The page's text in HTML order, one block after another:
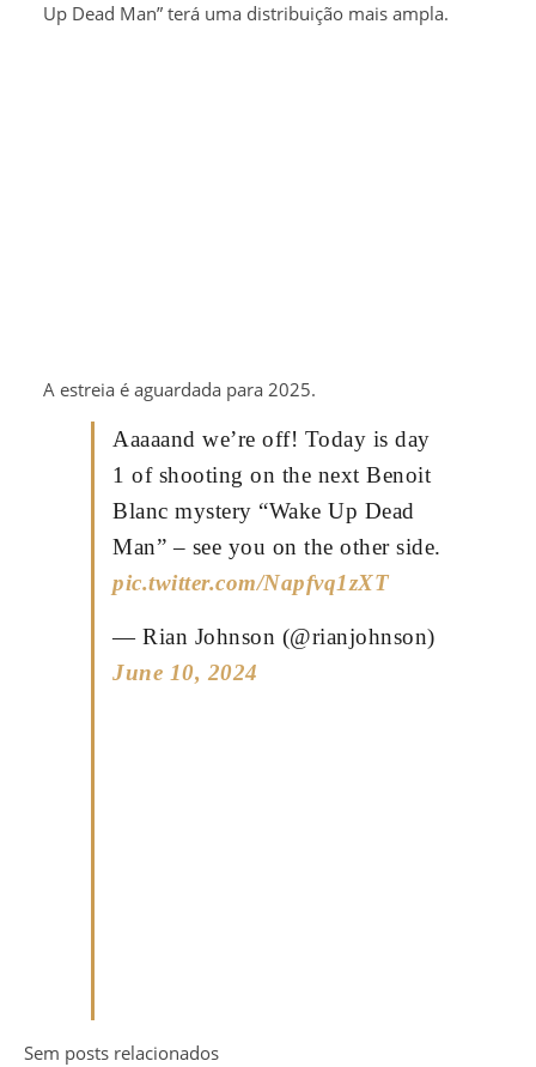
Up Dead Man” terá uma distribuição mais ampla.
A estreia é aguardada para 2025.
Aaaaand we’re off! Today is day
1 of shooting on the next Benoit
Blanc mystery “Wake Up Dead
Man” – see you on the other side.
pic.twitter.com/Napfvq1zXT
— Rian Johnson (@rianjohnson)
June 10, 2024
Sem posts relacionados